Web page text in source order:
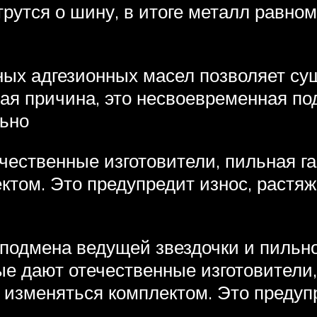
о шину, в итоге металл
адгезионных масел позволяет
причина, это несвоевременная
изготовители, пильная
Это предупредит износ,
ведущей звездочки и
дают отечественные
комплектом. Это